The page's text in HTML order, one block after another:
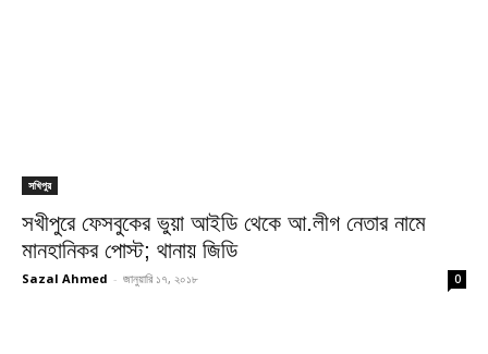
সখিপুর
সখীপুরে ফেসবুকের ভুয়া আইডি থেকে আ.লীগ নেতার নামে
মানহানিকর পোস্ট; থানায় জিডি
Sazal Ahmed - জানুয়ারি ১৭, ২০১৮ 0